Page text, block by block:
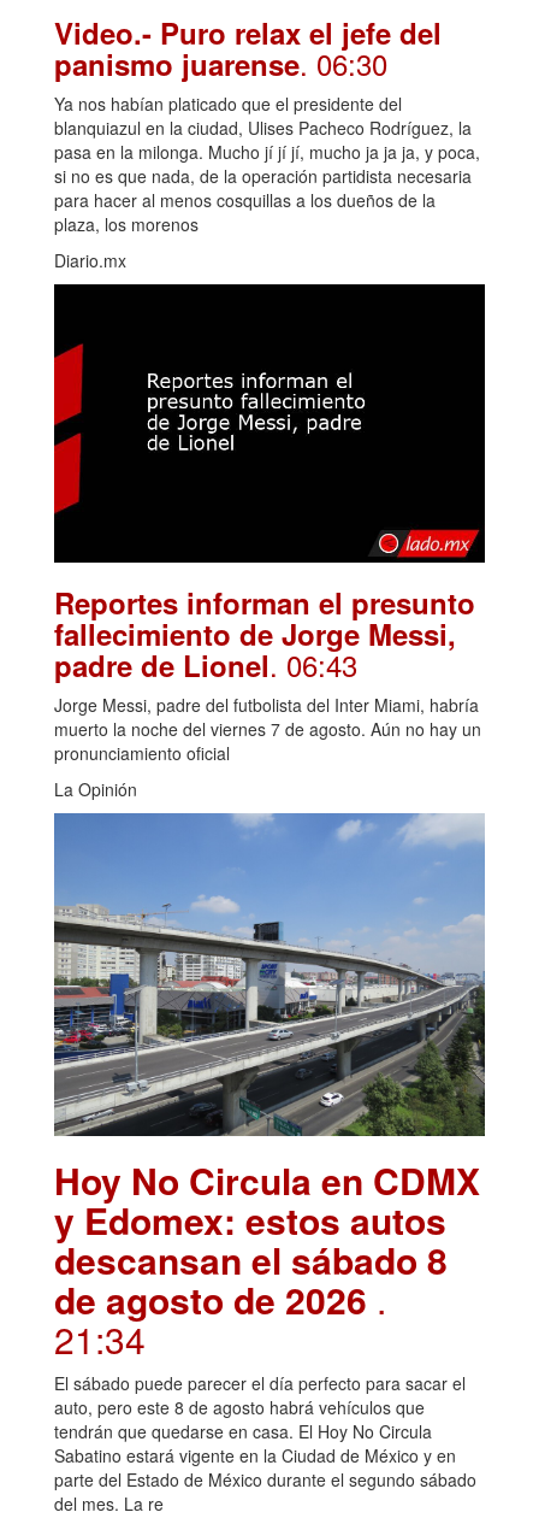
Video.- Puro relax el jefe del
panismo juarense. 06:30
Ya nos habían platicado que el presidente del
blanquiazul en la ciudad, Ulises Pacheco Rodríguez, la
pasa en la milonga. Mucho jí jí jí, mucho ja ja ja, y poca,
si no es que nada, de la operación partidista necesaria
para hacer al menos cosquillas a los dueños de la
plaza, los morenos
Diario.mx
Reportes informan el presunto
fallecimiento de Jorge Messi,
padre de Lionel. 06:43
Jorge Messi, padre del futbolista del Inter Miami, habría
muerto la noche del viernes 7 de agosto. Aún no hay un
pronunciamiento oficial
La Opinión
Hoy No Circula en CDMX
y Edomex: estos autos
descansan el sábado 8
de agosto de 2026 .
21:34
El sábado puede parecer el día perfecto para sacar el
auto, pero este 8 de agosto habrá vehículos que
tendrán que quedarse en casa. El Hoy No Circula
Sabatino estará vigente en la Ciudad de México y en
parte del Estado de México durante el segundo sábado
del mes. La re